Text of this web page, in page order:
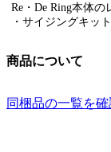
Re・De Ring本体の
・サイジングキッ
商品について
同梱品の一覧を確